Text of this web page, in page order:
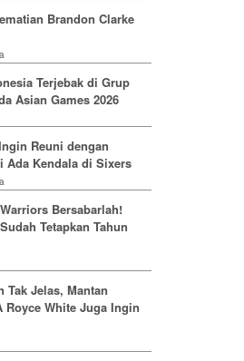
Brandon Clarke
Terjebak di Grup
Asian Games 2026
Reuni dengan
Ada Kendala di Sixers
Bersabarlah!
Tetapkan Tahun
Tak Jelas, Mantan
Royce White Juga Ingin